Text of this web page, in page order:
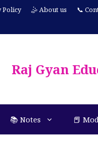
Policy 🤹 About us 📞
Raj Gyan
📚 Notes 📕